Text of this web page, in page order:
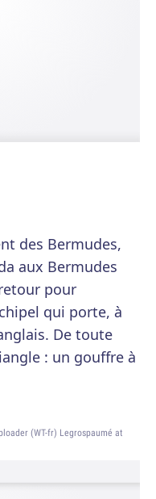
des Bermudes,
aux Bermudes
pour
qui porte, à
De toute
: un gouffre à
(WT-fr) Legrospaumé at